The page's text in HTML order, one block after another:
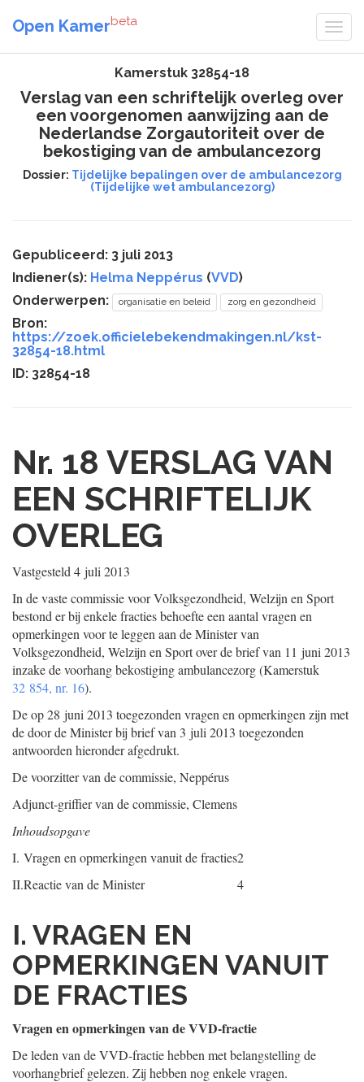
Open Kamerbeta
Kamerstuk 32854-18
Verslag van een schriftelijk overleg over
een voorgenomen aanwijzing aan de
Nederlandse Zorgautoriteit over de
bekostiging van de ambulancezorg
Dossier: Tijdelijke bepalingen over de ambulancezorg
(Tijdelijke wet ambulancezorg)
Gepubliceerd: 3 juli 2013
Indiener(s): Helma Neppérus (VVD)
Onderwerpen:
organisatie en beleid zorg en gezondheid
Bron:
https://zoek.officielebekendmakingen.nl/kst-
32854-18.html
ID: 32854-18
Nr. 18 VERSLAG VAN
EEN SCHRIFTELIJK
OVERLEG
Vastgesteld 4 juli 2013
In de vaste commissie voor Volksgezondheid, Welzijn en Sport
bestond er bij enkele fracties behoefte een aantal vragen en
opmerkingen voor te leggen aan de Minister van
Volksgezondheid, Welzijn en Sport over de brief van 11 juni 2013
inzake de voorhang bekostiging ambulancezorg (Kamerstuk
32 854, nr. 16).
De op 28 juni 2013 toegezonden vragen en opmerkingen zijn met
de door de Minister bij brief van 3 juli 2013 toegezonden
antwoorden hieronder afgedrukt.
De voorzitter van de commissie, Neppérus
Adjunct-griffier van de commissie, Clemens
Inhoudsopgave
I. Vragen en opmerkingen vanuit de fracties2
II.Reactie van de Minister 4
I. VRAGEN EN
OPMERKINGEN VANUIT
DE FRACTIES
Vragen en opmerkingen van de VVD-fractie
De leden van de VVD-fractie hebben met belangstelling de
voorhangbrief gelezen. Zij hebben nog enkele vragen.